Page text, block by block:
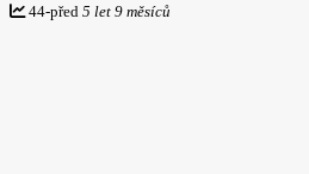
44-před 5 let 9 měsíců